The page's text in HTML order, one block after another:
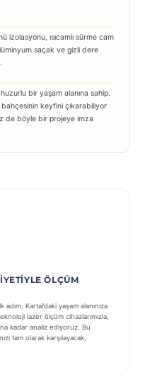
izolasyonu, ısıcamlı sürme cam
saçak ve gizli dere
bir yaşam alanına sahip.
bahçesinin keyfini çıkarabiliyor
de böyle bir projeye imza
ÖLÇÜM
Kartal’daki yaşam alanınıza
lazer ölçüm cihazlarımızla,
kadar analiz ediyoruz. Bu
tam olarak karşılayacak,